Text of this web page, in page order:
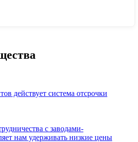
действует система отсрочки
с заводами-
нам удерживать низкие цены